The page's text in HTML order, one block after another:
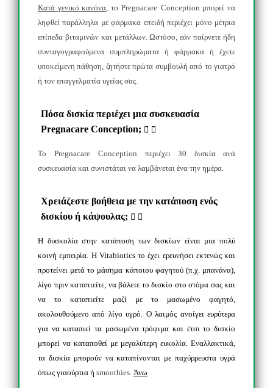
Κατά γενικό κανόνα, το Pregnacare Conception μπορεί να
ληφθεί παράλληλα με φάρμακα επειδή περιέχει μόνο μέτρια
επίπεδα βιταμινών και μετάλλων. Ωστόσο, εάν παίρνετε ήδη
συνταγογραφούμενα συμπληρώματα ή φάρμακα ή έχετε
υποκείμενη πάθηση, ζητήστε πρώτα συμβουλή από το γιατρό
ή τον επαγγελματία υγείας σας.
Πόσα δισκία περιέχει μια συσκευασία
Pregnacare Conception;
Το Pregnacare Conception περιέχει 30 δισκία ανά
συσκευασία και συνιστάται να λαμβάνεται ένα την ημέρα.
Χρειάζεστε βοήθεια με την κατάποση ενός
δισκίου ή κάψουλας;
Η δυσκολία στην κατάποση των δισκίων είναι μια πολύ
κοινή εμπειρία. Η Vitabioticsτο έχει ερευνήσει εκτενώς και
προτείνει μετά το μάσημα κάποιου φαγητού (π.χ. μπανάνα),
λίγο πριν καταπιείτε, να βάλετε το δισκίο στο στόμα σας και
να το καταπιείτε μαζί με το μασωμένο φαγητό,
ακολουθούμενο από λίγο υγρό. Ο λαιμός ανοίγει ευρύτερα
για να καταπιεί τα μασωμένα τρόφιμα και έτσι το δισκίο
μπορεί να καταποθεί με μεγαλύτερη ευκολία. Εναλλακτικά,
τα δισκία μπορούν να καταπίνονται με παχύρρευστα υγρά
όπως γιαούρτια ή smoothies Άνω